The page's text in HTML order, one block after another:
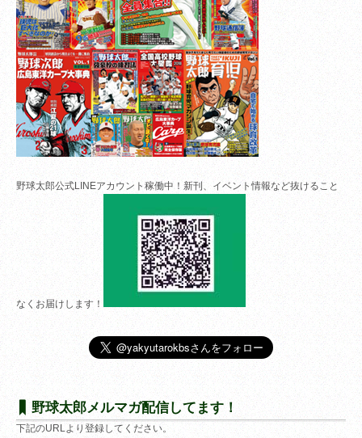
野球太郎公式LINEアカウント稼働中！新刊、イベント情報など抜けること
なくお届けします！
野球太郎メルマガ配信してます！
下記のURLより登録してください。